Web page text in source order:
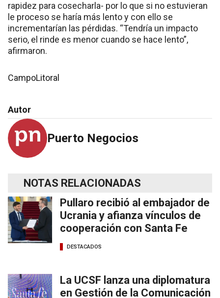
rapidez para cosecharla- por lo que si no estuvieran
le proceso se haría más lento y con ello se
incrementarían las pérdidas. “Tendría un impacto
serio, el rinde es menor cuando se hace lento”,
afirmaron.
CampoLitoral
Autor
Puerto Negocios
NOTAS RELACIONADAS
Pullaro recibió al embajador de
Ucrania y afianza vínculos de
cooperación con Santa Fe
DESTACADOS
La UCSF lanza una diplomatura
en Gestión de la Comunicación